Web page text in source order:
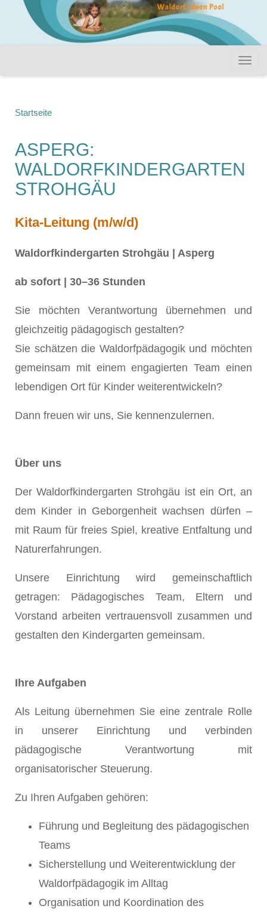
Startseite
ASPERG:
WALDORFKINDERGARTEN
STROHGÄU
Kita-Leitung (m/w/d)
Waldorfkindergarten Strohgäu | Asperg
ab sofort | 30–36 Stunden
Sie möchten Verantwortung übernehmen und
gleichzeitig pädagogisch gestalten?
Sie schätzen die Waldorfpädagogik und möchten
gemeinsam mit einem engagierten Team einen
lebendigen Ort für Kinder weiterentwickeln?
Dann freuen wir uns, Sie kennenzulernen.
Über uns
Der Waldorfkindergarten Strohgäu ist ein Ort, an
dem Kinder in Geborgenheit wachsen dürfen –
mit Raum für freies Spiel, kreative Entfaltung und
Naturerfahrungen.
Unsere Einrichtung wird gemeinschaftlich
getragen: Pädagogisches Team, Eltern und
Vorstand arbeiten vertrauensvoll zusammen und
gestalten den Kindergarten gemeinsam.
Ihre Aufgaben
Als Leitung übernehmen Sie eine zentrale Rolle
in unserer Einrichtung und verbinden
pädagogische Verantwortung mit
organisatorischer Steuerung.
Zu Ihren Aufgaben gehören:
Führung und Begleitung des pädagogischen
Teams
Sicherstellung und Weiterentwicklung der
Waldorfpädagogik im Alltag
Organisation und Koordination des